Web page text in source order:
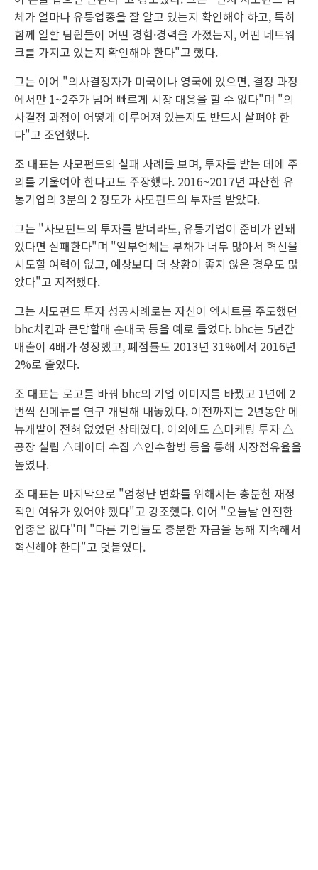
체가 얼마나 유통업종을 잘 알고 있는지 확인해야 하고, 특히
함께 일할 팀원들이 어떤 경험·경력을 가졌는지, 어떤 네트워
크를 가지고 있는지 확인해야 한다"고 했다.
그는 이어 "의사결정자가 미국이나 영국에 있으면, 결정 과정
에서만 1~2주가 넘어 빠르게 시장 대응을 할 수 없다"며 "의
사결정 과정이 어떻게 이루어져 있는지도 반드시 살펴야 한
다"고 조언했다.
조 대표는 사모펀드의 실패 사례를 보며, 투자를 받는 데에 주
의를 기울여야 한다고도 주장했다. 2016~2017년 파산한 유
통기업의 3분의 2 정도가 사모펀드의 투자를 받았다.
그는 "사모펀드의 투자를 받더라도, 유통기업이 준비가 안돼
있다면 실패한다"며 "일부업체는 부채가 너무 많아서 혁신을
시도할 여력이 없고, 예상보다 더 상황이 좋지 않은 경우도 많
았다"고 지적했다.
그는 사모펀드 투자 성공사례로는 자신이 엑시트를 주도했던
bhc치킨과 큰맘할매 순대국 등을 예로 들었다. bhc는 5년간
매출이 4배가 성장했고, 폐점률도 2013년 31%에서 2016년
2%로 줄었다.
조 대표는 로고를 바꿔 bhc의 기업 이미지를 바꿨고 1년에 2
번씩 신메뉴를 연구 개발해 내놓았다. 이전까지는 2년동안 메
뉴개발이 전혀 없었던 상태였다. 이외에도 △마케팅 투자 △
공장 설립 △데이터 수집 △인수합병 등을 통해 시장점유율을
높였다.
조 대표는 마지막으로 "엄청난 변화를 위해서는 충분한 재정
적인 여유가 있어야 했다"고 강조했다. 이어 "오늘날 안전한
업종은 없다"며 "다른 기업들도 충분한 자금을 통해 지속해서
혁신해야 한다"고 덧붙였다.